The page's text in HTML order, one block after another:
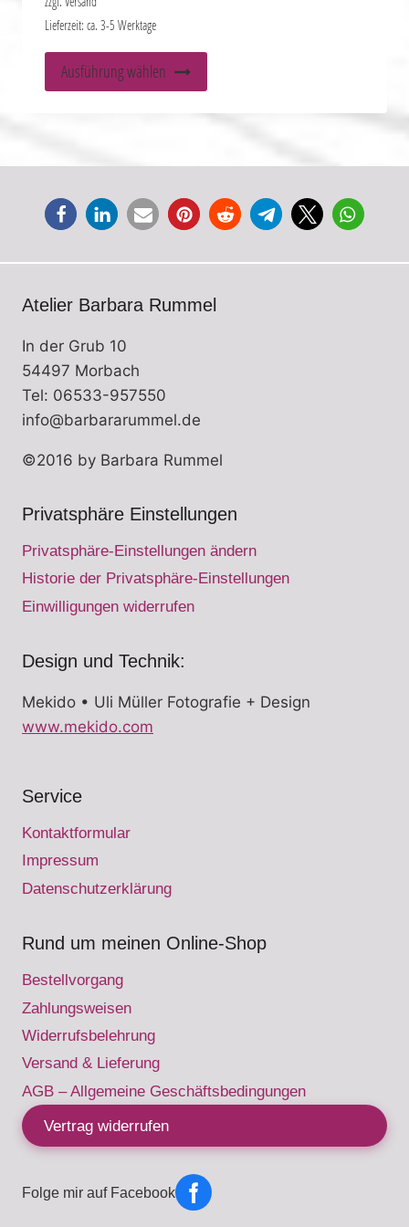
Lieferzeit: ca. 3-5 Werktage
Ausführung wählen
Produkt
weist
Varianten
Die
Optionen
können
der
Atelier Barbara Rummel
In der Grub 10
54497 Morbach
Tel: 06533-957550
info@barbararummel.de
©2016 by Barbara Rummel
Privatsphäre Einstellungen
Privatsphäre-Einstellungen ändern
Historie der Privatsphäre-Einstellungen
Einwilligungen widerrufen
Design und Technik:
Mekido • Uli Müller Fotografie + Design
www.mekido.com
Service
Kontaktformular
Impressum
Datenschutzerklärung
Rund um meinen Online-Shop
Bestellvorgang
Zahlungsweisen
Widerrufsbelehrung
Versand & Lieferung
AGB – Allgemeine Geschäftsbedingungen
Vertrag widerrufen
Folge mir auf Facebook